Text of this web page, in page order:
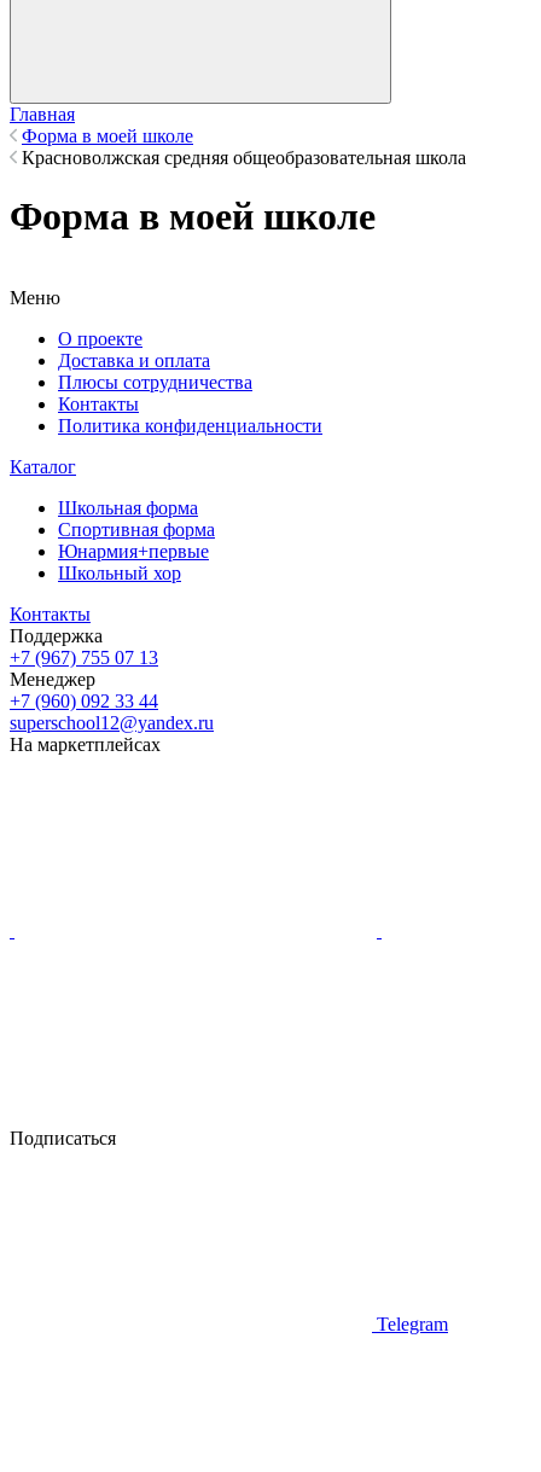
Главная
Форма в моей школе
Красноволжская средняя общеобразовательная школа
Форма в моей школе
Меню
О проекте
Доставка и оплата
Плюсы сотрудничества
Контакты
Политика конфиденциальности
Каталог
Школьная форма
Спортивная форма
Юнармия+первые
Школьный хор
Контакты
Поддержка
+7 (967) 755 07 13
Менеджер
+7 (960) 092 33 44
superschool12@yandex.ru
На маркетплейсах
Подписаться
Telegram